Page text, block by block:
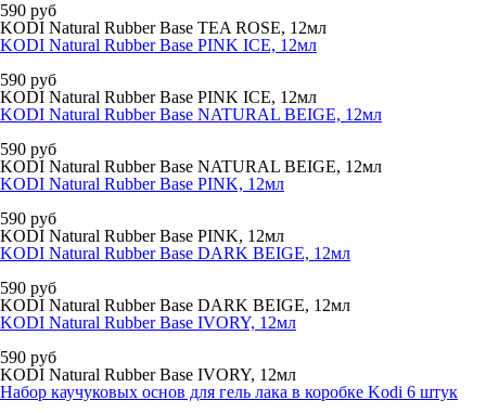
590 руб
KODI Natural Rubber Base TEA ROSE, 12мл
KODI Natural Rubber Base PINK ICE, 12мл
590 руб
KODI Natural Rubber Base PINK ICE, 12мл
KODI Natural Rubber Base NATURAL BEIGE, 12мл
590 руб
KODI Natural Rubber Base NATURAL BEIGE, 12мл
KODI Natural Rubber Base PINK, 12мл
590 руб
KODI Natural Rubber Base PINK, 12мл
KODI Natural Rubber Base DARK BEIGE, 12мл
590 руб
KODI Natural Rubber Base DARK BEIGE, 12мл
KODI Natural Rubber Base IVORY, 12мл
590 руб
KODI Natural Rubber Base IVORY, 12мл
Набор каучуковых основ для гель лака в коробке Kodi 6 штук